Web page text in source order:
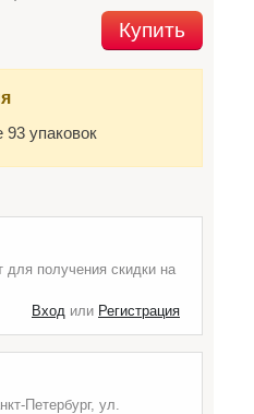
Купить
93 упаковок
для получения скидки на
Вход или Регистрация
Петербург, ул.